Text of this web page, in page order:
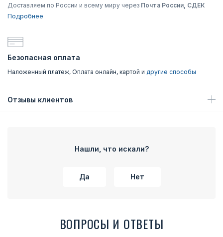
Доставляем по России и всему миру через Почта России, СДЕК
Подробнее
Безопасная оплата
Наложенный платеж, Оплата онлайн, картой и другие способы
Отзывы клиентов
Нашли, что искали?
Да Нет
ВОПРОСЫ И ОТВЕТЫ